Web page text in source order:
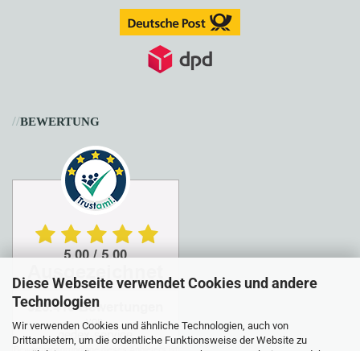
Diese Webseite verwendet Cookies und andere
Technologien
Wir verwenden Cookies und ähnliche Technologien, auch von
Drittanbietern, um die ordentliche Funktionsweise der Website zu
//BEWERTUNG